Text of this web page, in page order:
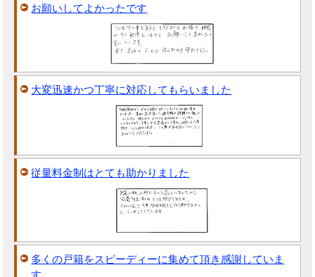
お願いしてよかったです
大変迅速かつ丁寧に対応してもらいました
従量料金制はとても助かりました
多くの戸籍をスピーディーに集めて頂き感謝していま
す